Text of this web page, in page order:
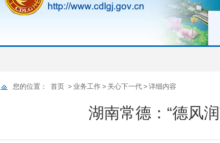
您的位置： 首页 > 业务工作> 关心下一代>详细内容
湖南常德：“德风